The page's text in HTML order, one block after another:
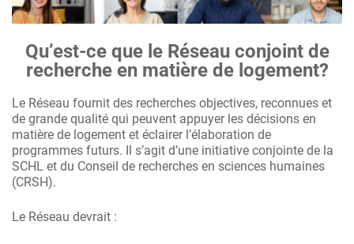
Qu’est-ce que le Réseau conjoint de
recherche en matière de logement?
Le Réseau fournit des recherches objectives, reconnues et
de grande qualité qui peuvent appuyer les décisions en
matière de logement et éclairer l’élaboration de
programmes futurs. Il s’agit d’une initiative conjointe de la
SCHL et du Conseil de recherches en sciences humaines
(CRSH).
Le Réseau devrait :